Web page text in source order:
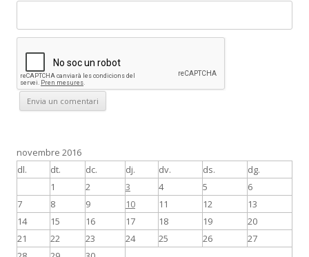
novembre 2016
dl.
dt. dc. dj. dv. ds.
dg.
1
2 3 4 5
6
7
8 9 10 11 12
13
14
15 16 17 18 19
20
21
22 23 24 25 26
27